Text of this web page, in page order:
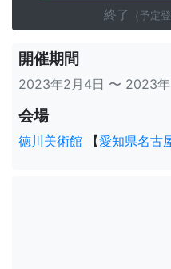
終了 （予定
開催期間
2023年2月4日 〜 2023
会場
徳川美術館 【愛知県名古